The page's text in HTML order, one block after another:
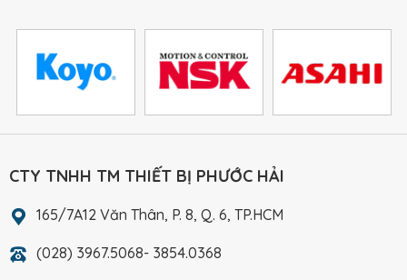
CTY TNHH TM THIẾT BỊ PHƯỚC HẢI
165/7A12 Văn Thân, P. 8, Q. 6, TP.HCM
(028) 3967.5068- 3854.0368